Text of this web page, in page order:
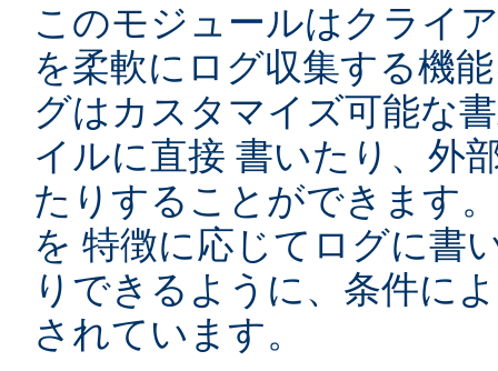
このモジュールはクライ
を柔軟にログ収集する機
グはカスタマイズ可能な
イルに直接 書いたり、外
たりすることができます
を 特徴に応じてログに書
りできるように、条件に
されています。